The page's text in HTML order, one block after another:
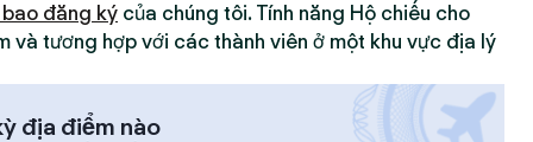
đăng ký của chúng tôi. Tính năng Hộ chiếu cho
và tương hợp với các thành viên ở một khu vực địa lý
địa điểm nào